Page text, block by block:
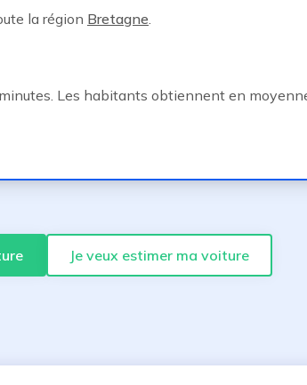
la région Bretagne.
Les habitants obtiennent en
Je veux estimer ma voiture